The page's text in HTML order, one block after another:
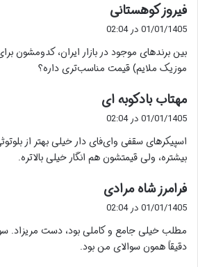
فیروز کوهستانی
ف
:
01/01/1405 در 02:04
بین برندهای موجود در بازار ایران، کدومشون
موزیک ملایم) قیمت مناسب‌تری داره؟
مهتاب بادکوبه ای
:
01/01/1405 در 02:04
اسپیکرهای سقفی وای‌فای دار خیلی بهتر از
بیشتره، ولی قیمتشون هم انگار خیلی بالاتره.
فرامرز شاه مرادی
:
01/01/1405 در 02:04
مطلب خیلی جامع و کاملی بود، دست مریزاد.
دقیقاً همون سوالای من بود.